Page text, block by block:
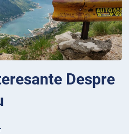
Despre